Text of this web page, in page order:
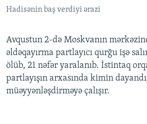
Hadisənin baş verdiyi ərazi
Avqustun 2-də Moskvanın
əldəqayırma partlayıcı qurğu işə
ölüb, 21 nəfər yaralanıb. İstintaq
partlayışın arxasında kimin
müəyyənləşdirməyə çalışır.